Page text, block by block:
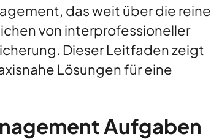
das weit über die reine
von interprofessioneller
Dieser Leitfaden zeigt
Lösungen für eine
Aufgaben